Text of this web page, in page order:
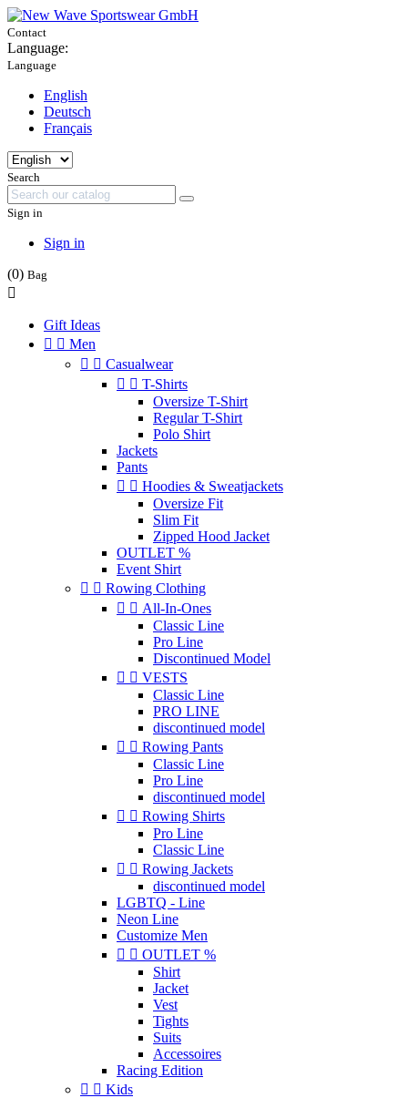
Contact
Language:
Language
English
Deutsch
Français
Search
Sign in
Sign in
(0) Bag

Gift Ideas
  Men
  Casualwear
  T-Shirts
Oversize T-Shirt
Regular T-Shirt
Polo Shirt
Jackets
Pants
  Hoodies & Sweatjackets
Oversize Fit
Slim Fit
Zipped Hood Jacket
OUTLET %
Event Shirt
  Rowing Clothing
  All-In-Ones
Classic Line
Pro Line
Discontinued Model
  VESTS
Classic Line
PRO LINE
discontinued model
  Rowing Pants
Classic Line
Pro Line
discontinued model
  Rowing Shirts
Pro Line
Classic Line
  Rowing Jackets
discontinued model
LGBTQ - Line
Neon Line
Customize Men
  OUTLET %
Shirt
Jacket
Vest
Tights
Suits
Accessoires
Racing Edition
  Kids